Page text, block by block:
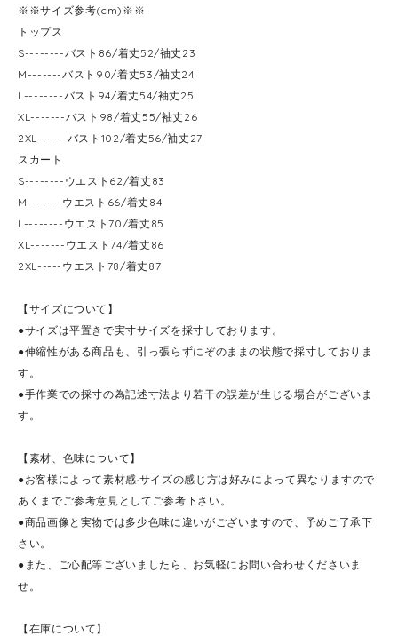
※※サイズ参考(cm)※※
トップス
S--------バスト86/着丈52/袖丈23
M-------バスト90/着丈53/袖丈24
L--------バスト94/着丈54/袖丈25
XL-------バスト98/着丈55/袖丈26
2XL------バスト102/着丈56/袖丈27
スカート
S--------ウエスト62/着丈83
M-------ウエスト66/着丈84
L--------ウエスト70/着丈85
XL-------ウエスト74/着丈86
2XL-----ウエスト78/着丈87
【サイズについて】
●サイズは平置きで実寸サイズを採寸しております。
●伸縮性がある商品も、引っ張らずにぞのままの状態で採寸しておりま
す。
●手作業での採寸の為記述寸法より若干の誤差が生じる場合がございま
す。
【素材、色味について】
●お客様によって素材感·サイズの感じ方は好みによって異なりますので
あくまでご参考意見としてご参考下さい。
●商品画像と実物では多少色味に違いがございますので、予めご了承下
さい。
●また、ご心配等ございましたら、お気軽にお問い合わせくださいま
せ。
【在庫について】